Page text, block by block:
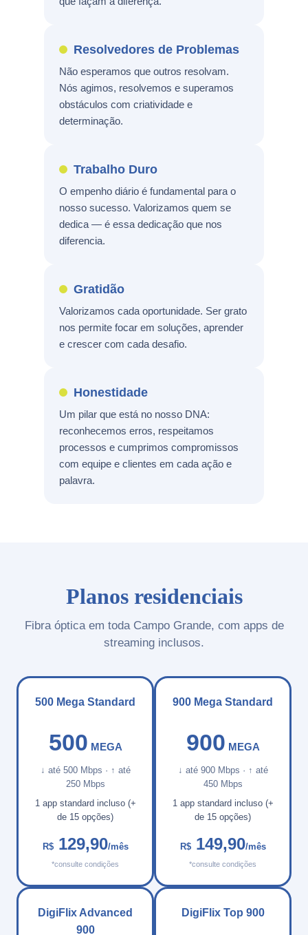
Resolvedores de Problemas
Não esperamos que outros resolvam.
Nós agimos, resolvemos e superamos
obstáculos com criatividade e
determinação.
Trabalho Duro
O empenho diário é fundamental para o
nosso sucesso. Valorizamos quem se
dedica — é essa dedicação que nos
diferencia.
Gratidão
Valorizamos cada oportunidade. Ser grato
nos permite focar em soluções, aprender
e crescer com cada desafio.
Honestidade
Um pilar que está no nosso DNA:
reconhecemos erros, respeitamos
processos e cumprimos compromissos
com equipe e clientes em cada ação e
palavra.
Planos residenciais
Fibra óptica em toda Campo Grande, com apps de
streaming inclusos.
500 Mega Standard
500 MEGA
↓ até 500 Mbps · ↑ até
250 Mbps
1 app standard incluso (+
de 15 opções)
R$129,90/mês
*consulte condições
900 Mega Standard
900 MEGA
↓ até 900 Mbps · ↑ até
450 Mbps
1 app standard incluso (+
de 15 opções)
R$149,90/mês
*consulte condições
DigiFlix Advanced
900
DigiFlix Top 900